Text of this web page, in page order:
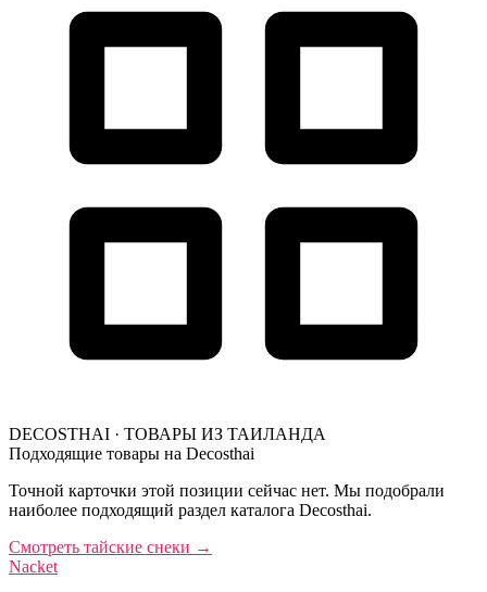
DECOSTHAI · ТОВАРЫ ИЗ ТАИЛАНДА
Подходящие товары на Decosthai
Точной карточки этой позиции сейчас нет. Мы подобрали
наиболее подходящий раздел каталога Decosthai.
Смотреть тайские снеки →
Nacket